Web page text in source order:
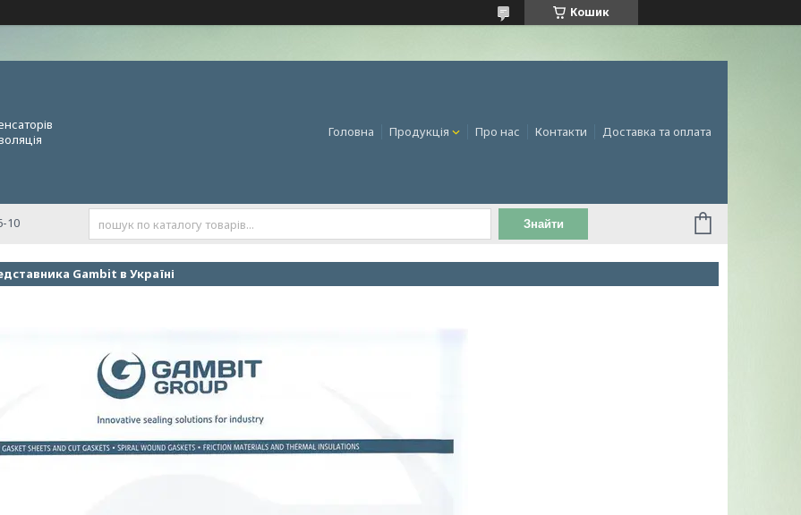
Кошик
Головна Продукція Про нас Контакти Доставка та оплата
10 Знайти
Gambit в Україні